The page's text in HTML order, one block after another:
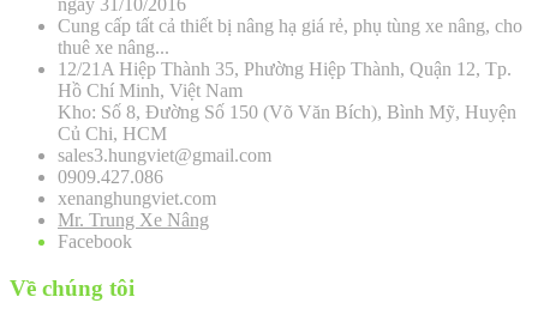
ngày 31/10/2016
Cung cấp tất cả thiết bị nâng hạ giá rẻ, phụ tùng xe nâng, cho
thuê xe nâng...
12/21A Hiệp Thành 35, Phường Hiệp Thành, Quận 12, Tp.
Hồ Chí Minh, Việt Nam
Kho: Số 8, Đường Số 150 (Võ Văn Bích), Bình Mỹ, Huyện
Củ Chi, HCM
sales3.hungviet@gmail.com
0909.427.086
xenanghungviet.com
Mr. Trung Xe Nâng
Facebook
Về chúng tôi